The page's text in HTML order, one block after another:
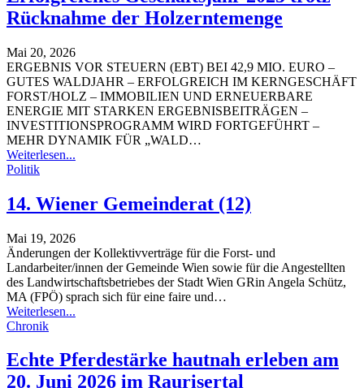
Rücknahme der Holzerntemenge
Mai 20, 2026
ERGEBNIS VOR STEUERN (EBT) BEI 42,9 MIO. EURO –
GUTES WALDJAHR – ERFOLGREICH IM KERNGESCHÄFT
FORST/HOLZ – IMMOBILIEN UND ERNEUERBARE
ENERGIE MIT STARKEN ERGEBNISBEITRÄGEN –
INVESTITIONSPROGRAMM WIRD FORTGEFÜHRT –
MEHR DYNAMIK FÜR „WALD…
Weiterlesen...
Politik
14. Wiener Gemeinderat (12)
Mai 19, 2026
Änderungen der Kollektivverträge für die Forst- und
Landarbeiter/innen der Gemeinde Wien sowie für die Angestellten
des Landwirtschaftsbetriebes der Stadt Wien GRin Angela Schütz,
MA (FPÖ) sprach sich für eine faire und…
Weiterlesen...
Chronik
Echte Pferdestärke hautnah erleben am
20. Juni 2026 im Raurisertal